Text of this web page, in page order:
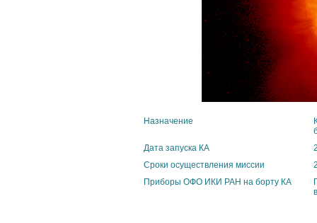
Назначение
Дата запуска КА
Сроки осуществления миссии
Приборы ОФО ИКИ РАН на борту КА